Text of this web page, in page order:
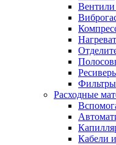
Фильтры
Расходные
Кабели